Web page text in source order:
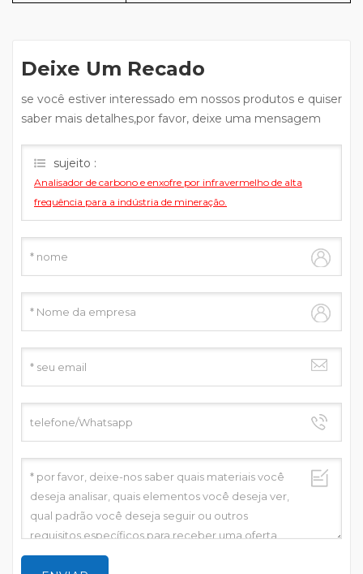
Deixe Um Recado
se você estiver interessado em nossos produtos e quiser
saber mais detalhes,por favor, deixe uma mensagem
sujeito :
Analisador de carbono e enxofre por infravermelho de alta
frequência para a indústria de mineração.